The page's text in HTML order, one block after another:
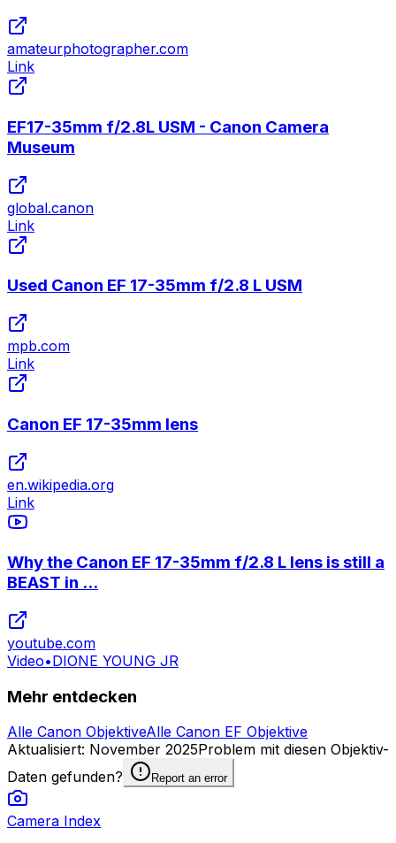
amateurphotographer.com
Link
EF17-35mm f/2.8L USM - Canon Camera
Museum
global.canon
Link
Used Canon EF 17-35mm f/2.8 L USM
mpb.com
Link
Canon EF 17-35mm lens
en.wikipedia.org
Link
Why the Canon EF 17-35mm f/2.8 L lens is still a
BEAST in ...
youtube.com
Video•DIONE YOUNG JR
Mehr entdecken
Alle Canon ObjektiveAlle Canon EF Objektive
Aktualisiert: November 2025Problem mit diesen Objektiv-
Daten gefunden?
Report an error
Camera Index